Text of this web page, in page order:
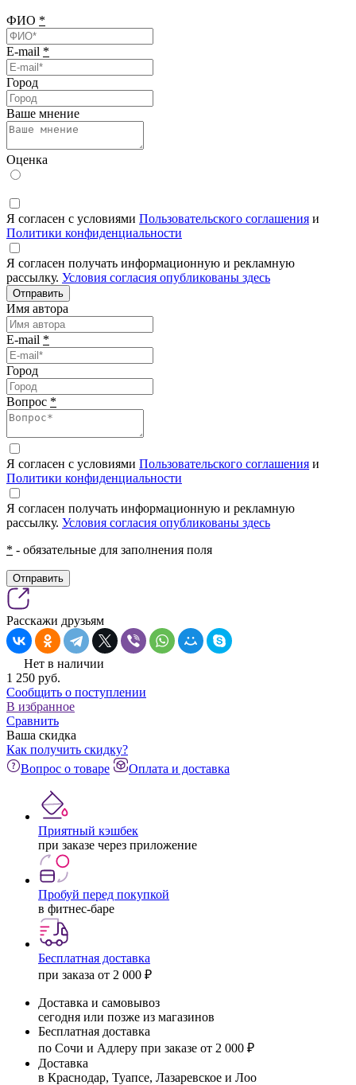
ФИО *
E-mail *
Город
Ваше мнение
Оценка
Я согласен с условиями Пользовательского соглашения и
Политики конфиденциальности
Я согласен получать информационную и рекламную
рассылку. Условия согласия опубликованы здесь
Отправить
Имя автора
E-mail *
Город
Вопрос *
Я согласен с условиями Пользовательского соглашения и
Политики конфиденциальности
Я согласен получать информационную и рекламную
рассылку. Условия согласия опубликованы здесь
* - обязательные для заполнения поля
Отправить
Расскажи друзьям
Нет в наличии
1 250 pуб.
Сообщить о поступлении
В избранное
Сравнить
Ваша скидка
Как получить скидку?
Вопрос о товаре
Оплата и доставка
Приятный кэшбек
при заказе через приложение
Пробуй перед покупкой
в фитнес-баре
Бесплатная доставка
при заказа от 2 000 ₽
Доставка и самовывоз
сегодня или позже из магазинов
Бесплатная доставка
по Сочи и Адлеру при заказе от 2 000 ₽
Доставка
в Краснодар, Туапсе, Лазаревское и Лоо